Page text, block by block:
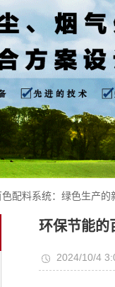
配料系统：绿色生产的
环保节能的
2024/10/4